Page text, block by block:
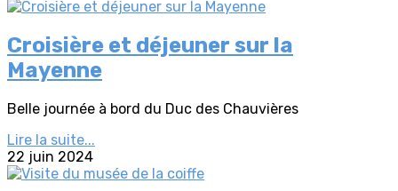
Croisière et déjeuner sur la
Mayenne
Belle journée à bord du Duc des Chauvières
Lire la suite...
22 juin 2024